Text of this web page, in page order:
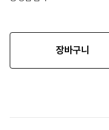
장바구니